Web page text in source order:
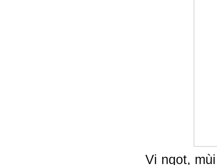
Vị ngọt,